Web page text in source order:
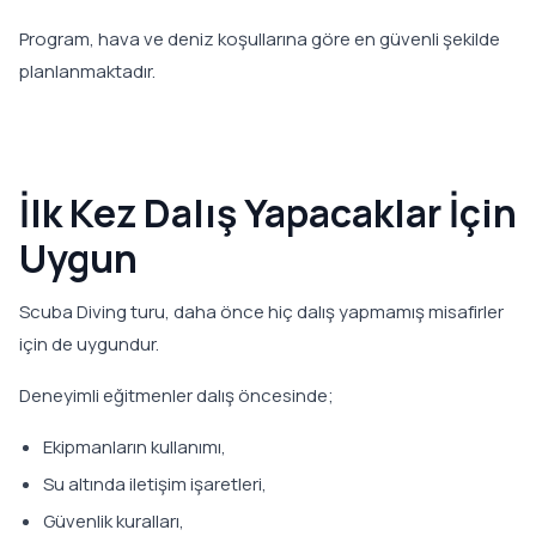
Program, hava ve deniz koşullarına göre en güvenli şekilde
planlanmaktadır.
İlk Kez Dalış Yapacaklar İçin
Uygun
Scuba Diving turu, daha önce hiç dalış yapmamış misafirler
için de uygundur.
Deneyimli eğitmenler dalış öncesinde;
Ekipmanların kullanımı,
Su altında iletişim işaretleri,
Güvenlik kuralları,